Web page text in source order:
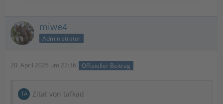
miwe4
Administrator
20. April 2026 um 22:36 Offizieller Beitrag
Zitat von tafkad